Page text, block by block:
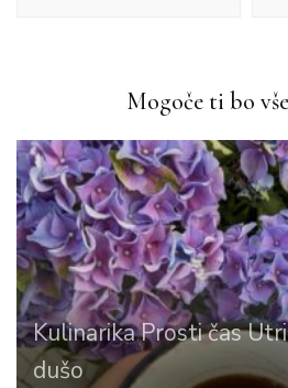
Mogoče ti bo
KulinarikaProsti čas
dušo